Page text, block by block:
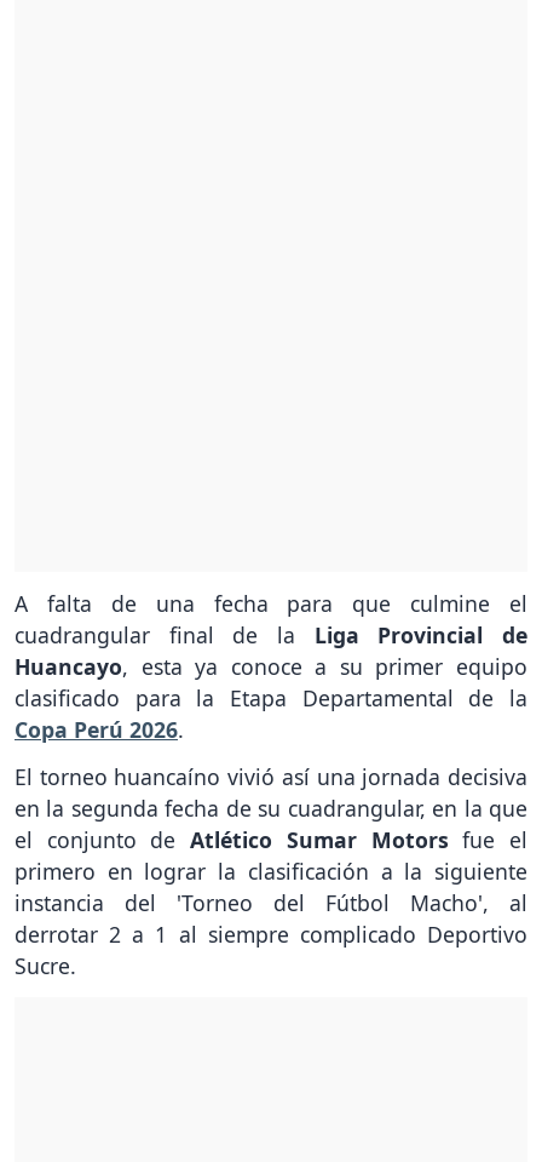
A falta de una fecha para que culmine el
cuadrangular final de la Liga Provincial de
Huancayo, esta ya conoce a su primer equipo
clasificado para la Etapa Departamental de la
Copa Perú 2026.
El torneo huancaíno vivió así una jornada decisiva
en la segunda fecha de su cuadrangular, en la que
el conjunto deAtlético Sumar Motors fue el
primero en lograr la clasificación a la siguiente
instancia del 'Torneo del Fútbol Macho', al
derrotar 2 a 1 al siempre complicado Deportivo
Sucre.